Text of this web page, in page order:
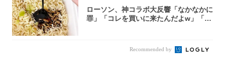
ローソン、神コラボ大反響「なかなかに
罪」「コレを買いに来たんだよw」「３
Recommended by